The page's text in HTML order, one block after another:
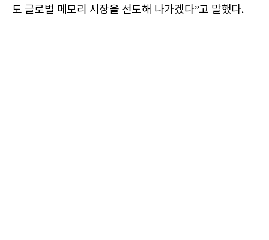
도 글로벌 메모리 시장을 선도해 나가겠다”고 말했다.